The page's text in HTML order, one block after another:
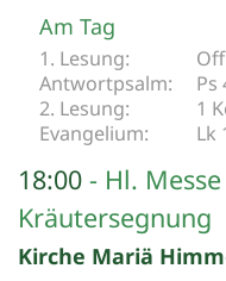
Am Tag
Ps
1
Lk
18:00
Hl.
Kräutersegnung
Kirche Mariä